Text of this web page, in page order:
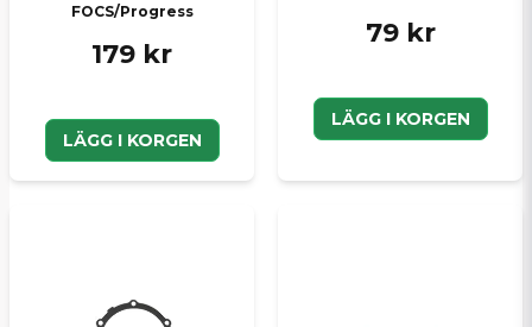
FOCS/Progress
179 kr
LÄGG I KORGEN
79 kr
LÄGG I KORGEN